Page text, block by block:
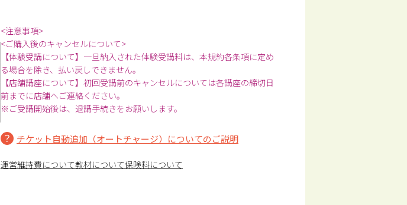
<注意事項>
<ご購入後のキャンセルについて>
【体験受講について】一旦納入された体験受講料は、本規約各条項に定め
る場合を除き、払い戻しできません。
【店舗講座について】初回受講前のキャンセルについては各講座の締切日
前までに店舗へご連絡ください。
※ご受講開始後は、退講手続きをお願いします。
チケット自動追加（オートチャージ）についてのご説明
運営維持費について教材について保険料について